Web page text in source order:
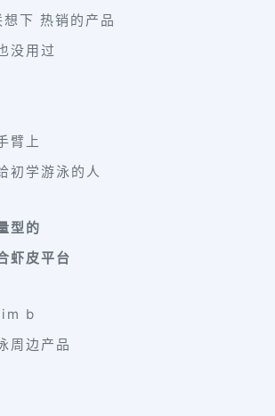
下 热销的产品
没用过
臂上
初学游泳的人
型的
虾皮平台
b
周边产品